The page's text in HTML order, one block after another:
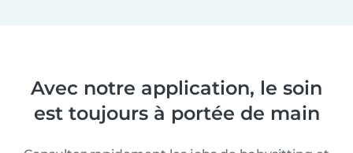
Avec notre application, le soin
est toujours à portée de main